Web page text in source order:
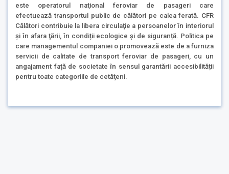
este operatorul naţional feroviar de pasageri care
efectuează transportul public de călători pe calea ferată. CFR
Călători contribuie la libera circulaţie a persoanelor în interiorul
şi în afara ţării, în condiții ecologice și de siguranță. Politica pe
care managementul companiei o promovează este de a furniza
servicii de calitate de transport feroviar de pasageri, cu un
angajament față de societate în sensul garantării accesibilității
pentru toate categoriile de cetăţeni.